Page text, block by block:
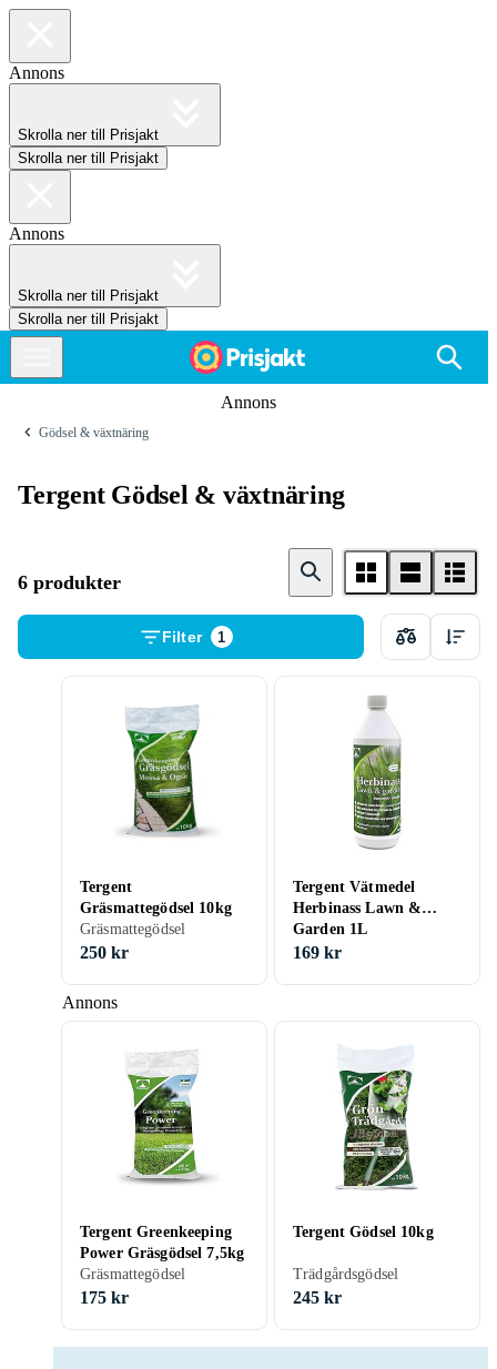
Annons
Skrolla ner till Prisjakt
Skrolla ner till Prisjakt
Annons
Skrolla ner till Prisjakt
Skrolla ner till Prisjakt
Annons
Gödsel & växtnäring
Tergent Gödsel & växtnäring
6 produkter
Filter 1
Annons
Tergent
Gräsmattegödsel 10kg
Gräsmattegödsel
250 kr
Tergent Vätmedel
Herbinass Lawn &
Garden 1L
169 kr
Tergent Greenkeeping
Power Gräsgödsel 7,5kg
Gräsmattegödsel
175 kr
Tergent Gödsel 10kg
Trädgårdsgödsel
245 kr